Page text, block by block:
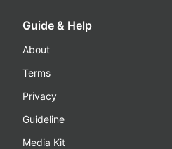
Guide & Help
About
Terms
Privacy
Guideline
Media Kit